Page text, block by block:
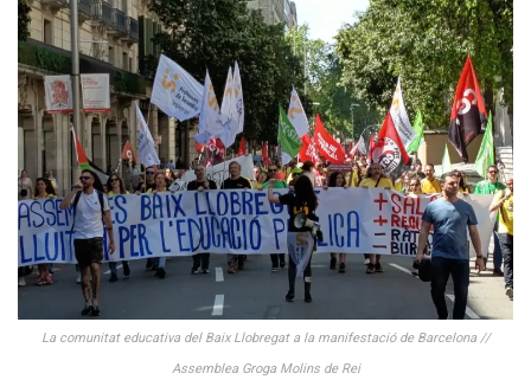
La comunitat educativa del Baix Llobregat a la manifestació de Barcelona //
Assemblea Groga Molins de Rei